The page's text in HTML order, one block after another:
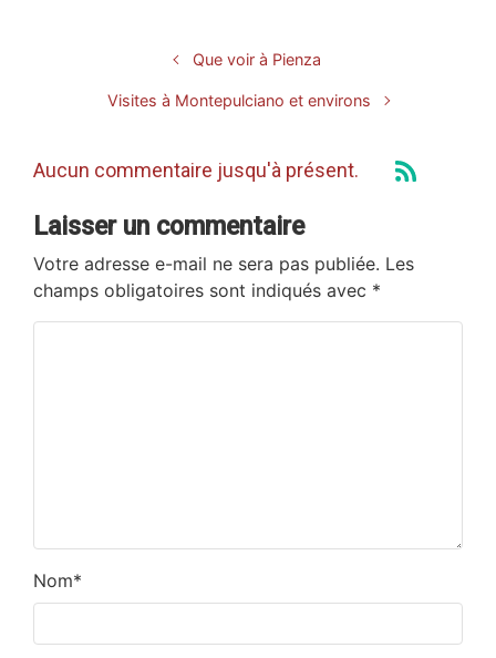
Que voir à Pienza
Visites à Montepulciano et environs
Aucun commentaire jusqu'à présent.
Laisser un commentaire
Votre adresse e-mail ne sera pas publiée. Les
champs obligatoires sont indiqués avec *
Nom*